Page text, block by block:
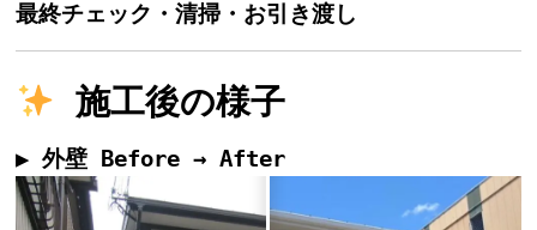
最終チェック・清掃・お引き渡し
施工後の様子
▶ 外壁 Before → After